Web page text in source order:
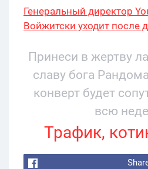
Генеральный директор
Войжитски уходит после
Принеси в жертву
славу бога
конверт будет
всю
Трафик,